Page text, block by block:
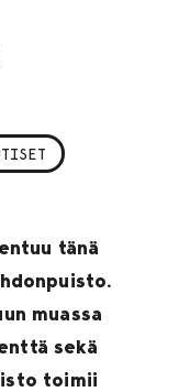
tänä
muassa
sekä
toimii